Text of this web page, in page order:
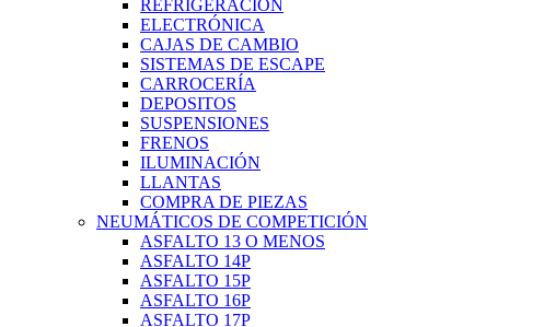
REFRIGERACIÓN
ELECTRÓNICA
CAJAS DE CAMBIO
SISTEMAS DE ESCAPE
CARROCERÍA
DEPOSITOS
SUSPENSIONES
FRENOS
ILUMINACIÓN
LLANTAS
COMPRA DE PIEZAS
NEUMÁTICOS DE COMPETICIÓN
ASFALTO 13 O MENOS
ASFALTO 14P
ASFALTO 15P
ASFALTO 16P
ASFALTO 17P